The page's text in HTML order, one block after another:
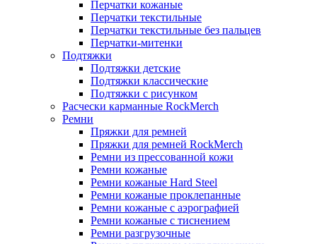
Перчатки кожаные
Перчатки текстильные
Перчатки текстильные без пальцев
Перчатки-митенки
Подтяжки
Подтяжки детские
Подтяжки классические
Подтяжки с рисунком
Расчески карманные RockMerch
Ремни
Пряжки для ремней
Пряжки для ремней RockMerch
Ремни из прессованной кожи
Ремни кожаные
Ремни кожаные Hard Steel
Ремни кожаные проклепанные
Ремни кожаные с аэрографией
Ремни кожаные с тиснением
Ремни разгрузочные